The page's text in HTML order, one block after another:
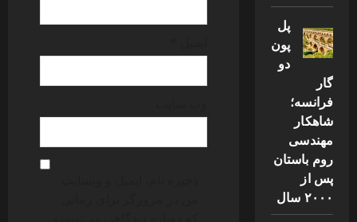
پل
پون
دو
گار
فرانسه؛
شاهکار
مهندسی
روم باستان
پس از
۲۰۰۰ سال